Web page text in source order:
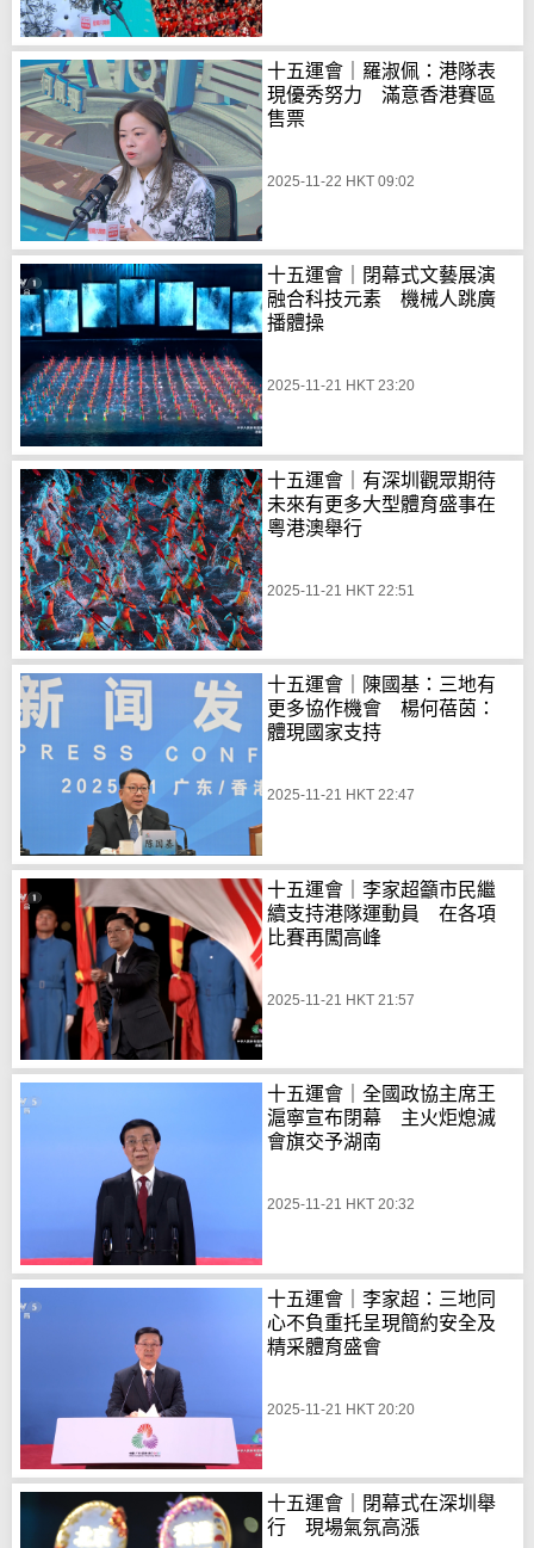
十五運會｜羅淑佩：港隊表
現優秀努力 滿意香港賽區
售票
2025-11-22 HKT 09:02
十五運會｜閉幕式文藝展演
融合科技元素 機械人跳廣
播體操
2025-11-21 HKT 23:20
十五運會｜有深圳觀眾期待
未來有更多大型體育盛事在
粵港澳舉行
2025-11-21 HKT 22:51
十五運會｜陳國基：三地有
更多協作機會 楊何蓓茵：
體現國家支持
2025-11-21 HKT 22:47
十五運會｜李家超籲市民繼
續支持港隊運動員 在各項
比賽再闖高峰
2025-11-21 HKT 21:57
十五運會｜全國政協主席王
滬寧宣布閉幕 主火炬熄滅
會旗交予湖南
2025-11-21 HKT 20:32
十五運會｜李家超：三地同
心不負重托呈現簡約安全及
精采體育盛會
2025-11-21 HKT 20:20
十五運會｜閉幕式在深圳舉
行 現場氣氛高漲